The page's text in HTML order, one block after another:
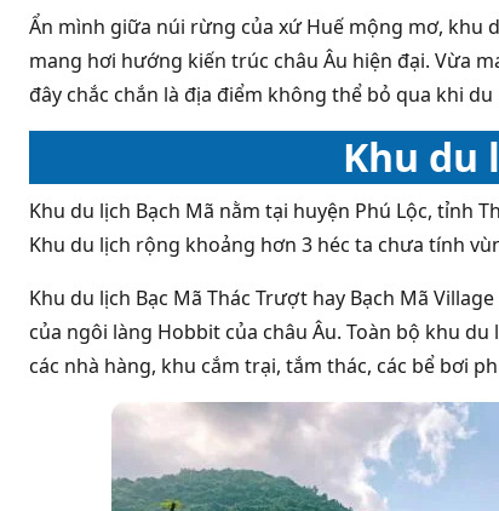
Ẩn mình giữa núi rừng của xứ Huế mộng mơ, khu
mang hơi hướng kiến trúc châu Âu hiện đại. Vừa
đây chắc chắn là địa điểm không thể bỏ qua khi
Khu du
Khu du lịch Bạch Mã nằm tại huyện Phú Lộc, tỉnh
Khu du lịch rộng khoảng hơn 3 héc ta chưa tính
Khu du lịch Bạc Mã Thác Trượt hay Bạch Mã
của ngôi làng Hobbit của châu Âu. Toàn bộ khu
các nhà hàng, khu cắm trại, tắm thác, các bể bơi